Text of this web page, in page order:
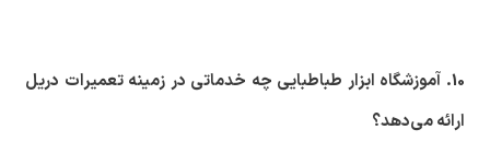
10. آموزشگاه ابزار طباطبایی چه خدماتی در زمینه تعمیرات دریل
ارائه می‌دهد؟